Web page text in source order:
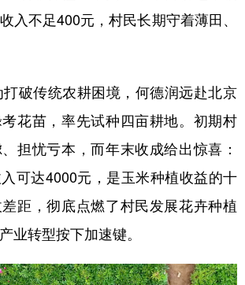
入不足400元，村民长期守着薄田、
传统农耕困境，何德润远赴北京
花苗，率先试种四亩耕地。初期村
担忧亏本，而年末收成给出惊喜：
可达4000元，是玉米种植收益的十
距，彻底点燃了村民发展花卉种植
业转型按下加速键。